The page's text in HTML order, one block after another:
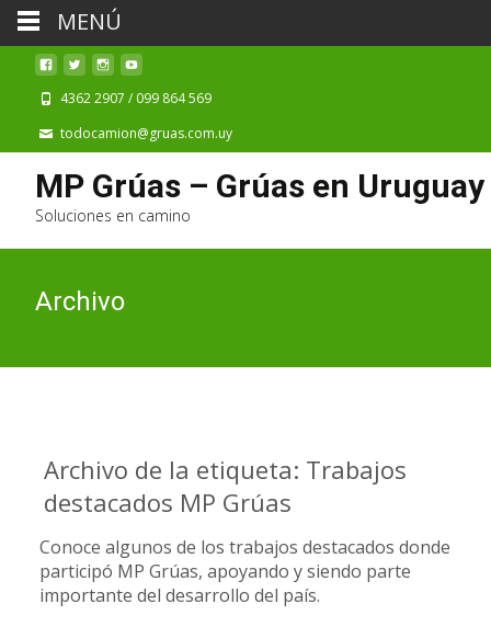
4362 2907 / 099 864 569
todocamion@gruas.com.uy
MP Grúas – Grúas en Uruguay
Soluciones en camino
Archivo
Archivo de la etiqueta: Trabajos
destacados MP Grúas
Conoce algunos de los trabajos destacados donde
participó MP Grúas, apoyando y siendo parte
importante del desarrollo del país.
MENÚ